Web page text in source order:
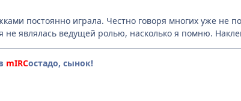
постоянно играла. Честно говоря многих уже не
не являлась ведущей ролью, насколько я помню.
mIRCостадо, сынок!